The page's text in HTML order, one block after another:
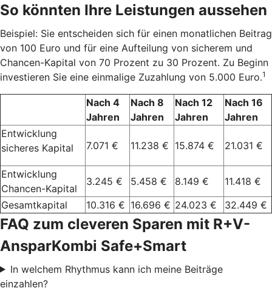
So könnten Ihre Leistungen aussehen
Beispiel: Sie entscheiden sich für einen monatlichen Beitrag
von 100 Euro und für eine Aufteilung von sicherem und
Chancen-Kapital von 70 Prozent zu 30 Prozent. Zu Beginn
investieren Sie eine einmalige Zuzahlung von 5.000 Euro.1
Nach 4
Jahren
Nach 8
Jahren
Nach 12
Jahren
Nach 16
Jahren
Entwicklung
sicheres Kapital
7.071 € 11.238 € 15.874 € 21.031 €
Entwicklung
Chancen-Kapital
3.245 € 5.458 € 8.149 €
11.418 €
Gesamtkapital
10.316 € 16.696 € 24.023 € 32.449 €
FAQ zum cleveren Sparen mit R+V-
AnsparKombi Safe+Smart
In welchem Rhythmus kann ich meine Beiträge
einzahlen?